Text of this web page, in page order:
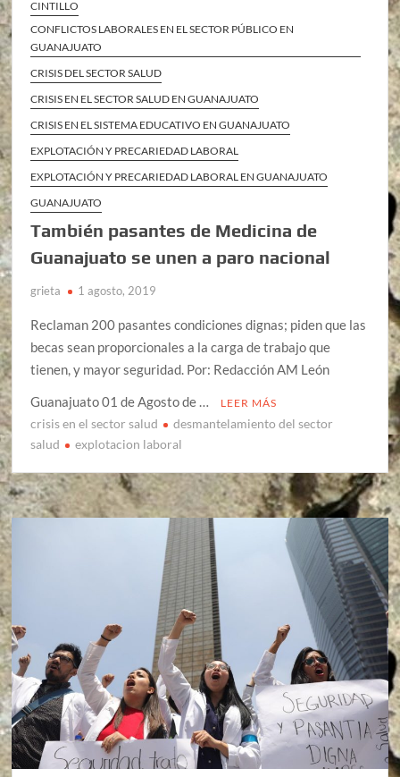
CINTILLO
CONFLICTOS LABORALES EN EL SECTOR PÚBLICO EN
GUANAJUATO
CRISIS DEL SECTOR SALUD
CRISIS EN EL SECTOR SALUD EN GUANAJUATO
CRISIS EN EL SISTEMA EDUCATIVO EN GUANAJUATO
EXPLOTACIÓN Y PRECARIEDAD LABORAL
EXPLOTACIÓN Y PRECARIEDAD LABORAL EN GUANAJUATO
GUANAJUATO
También pasantes de Medicina de
Guanajuato se unen a paro nacional
grieta 1 agosto, 2019
Reclaman 200 pasantes condiciones dignas; piden que las
becas sean proporcionales a la carga de trabajo que
tienen, y mayor seguridad. Por: Redacción AM León
Guanajuato 01 de Agosto de …
LEER MÁS
crisis en el sector salud
desmantelamiento del sector
salud
explotacion laboral